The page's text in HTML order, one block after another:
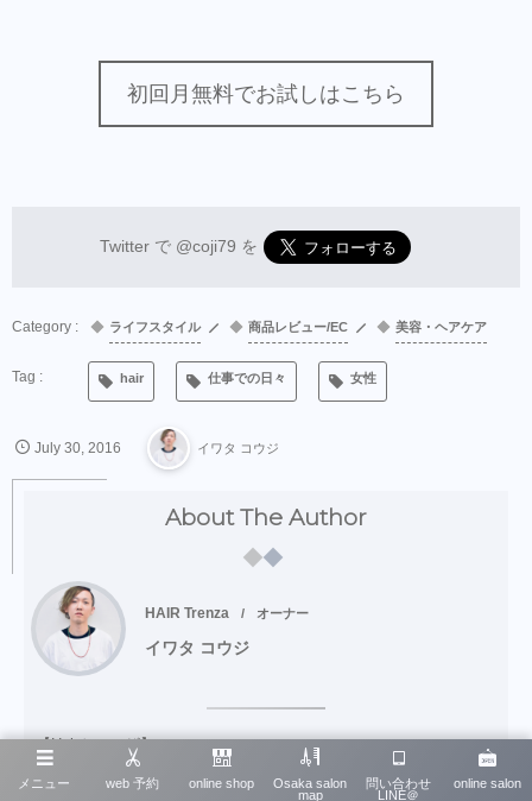
初回月無料でお試しはこちら
Twitter で @coji79 を
ライフスタイル 商品レビュー/EC 美容・ヘアケア
hair 仕事での日々 女性
July 30 2016 イワタ コウジ
About The Author
HAIR Trenza オーナー
イワタ コウジ
【Hairトレンザ】
ITが得意な美容師
メニュー web 予約 online shop
Osaka salon
map
問い合わせ
LINE＠
online salon